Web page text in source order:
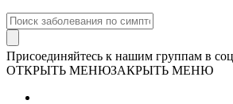
Присоединяйтесь к нашим группам в
ОТКРЫТЬ МЕНЮЗАКРЫТЬ МЕНЮ